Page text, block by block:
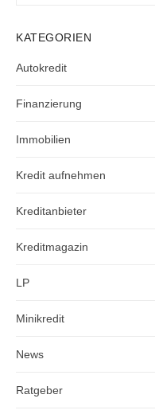
KATEGORIEN
Autokredit
Finanzierung
Immobilien
Kredit aufnehmen
Kreditanbieter
Kreditmagazin
LP
Minikredit
News
Ratgeber